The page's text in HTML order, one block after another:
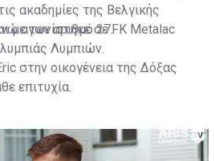
ακαδημίες της Βελγικής
αγωνίστηκε σε FK Metalac
Λυμπιών.
με τον αριθμό 27.
στην οικογένεια της Δόξας
επιτυχία.